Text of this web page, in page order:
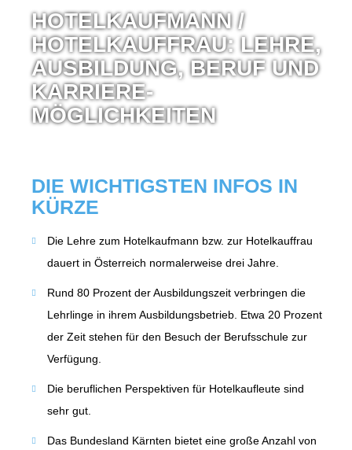
HOTEL­KAUF­MANN /
HOTEL­KAUF­FRAU: LEH­RE,
AUS­BIL­DUNG, BERUF UND
KARRIERE­­
MÖGLICHKEITEN
DIE WICH­TIGS­TEN INFOS IN
KÜR­ZE
Die Leh­re zum Hotel­kauf­mann bzw. zur Hotel­kauf­frau
dau­ert in Öster­reich nor­ma­ler­wei­se drei Jah­re.
Rund 80 Pro­zent der Aus­bil­dungs­zeit ver­brin­gen die
Lehr­lin­ge in ihrem Aus­bil­dungs­be­trieb. Etwa 20 Pro­zent
der Zeit ste­hen für den Besuch der Berufs­schu­le zur
Ver­fü­gung.
Die beruf­li­chen Per­spek­ti­ven für Hotel­kauf­leu­te sind
sehr gut.
Das Bun­des­land Kärn­ten bie­tet eine gro­ße Anzahl von